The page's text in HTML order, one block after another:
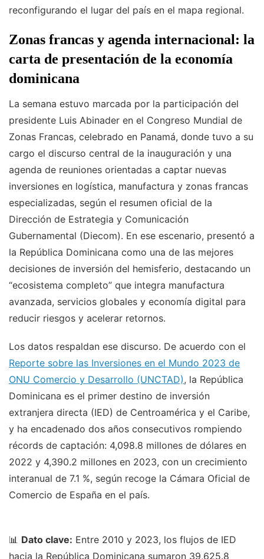
reconfigurando el lugar del país en el mapa regional.
Zonas francas y agenda internacional: la
carta de presentación de la economía
dominicana
La semana estuvo marcada por la participación del
presidente Luis Abinader en el Congreso Mundial de
Zonas Francas, celebrado en Panamá, donde tuvo a su
cargo el discurso central de la inauguración y una
agenda de reuniones orientadas a captar nuevas
inversiones en logística, manufactura y zonas francas
especializadas, según el resumen oficial de la
Dirección de Estrategia y Comunicación
Gubernamental (Diecom). En ese escenario, presentó a
la República Dominicana como una de las mejores
decisiones de inversión del hemisferio, destacando un
“ecosistema completo” que integra manufactura
avanzada, servicios globales y economía digital para
reducir riesgos y acelerar retornos.
Los datos respaldan ese discurso. De acuerdo con el
Reporte sobre las Inversiones en el Mundo 2023 de
ONU Comercio y Desarrollo (UNCTAD), la República
Dominicana es el primer destino de inversión
extranjera directa (IED) de Centroamérica y el Caribe,
y ha encadenado dos años consecutivos rompiendo
récords de captación: 4,098.8 millones de dólares en
2022 y 4,390.2 millones en 2023, con un crecimiento
interanual de 7.1 %, según recoge la Cámara Oficial de
Comercio de España en el país.
📊 Dato clave: Entre 2010 y 2023, los flujos de IED
hacia la República Dominicana sumaron 39,625.8